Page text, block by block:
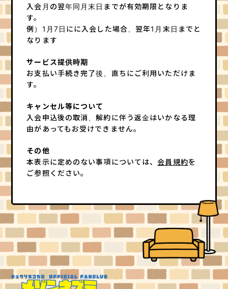
入会月の翌年同月末日までが有効期限となりま
す。
例）1月7日にに入会した場合、翌年1月末日までと
なります
サービス提供時期
お支払い手続き完了後、直ちにご利用いただけま
す。
キャンセル等について
入会申込後の取消、解約に伴う返金はいかなる理
由があってもお受けできません。
その他
本表示に定めのない事項については、会員規約を
ご参照ください。